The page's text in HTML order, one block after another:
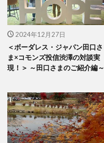
2024年12月27日
＜ボーダレス・ジャパン田口さ
ま×コモンズ投信渋澤の対談実
現！＞ ～田口さまのご紹介編～